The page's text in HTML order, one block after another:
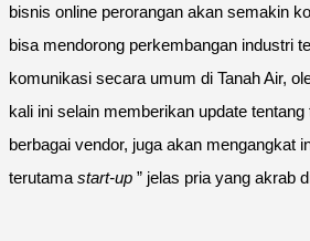
bisnis online perorangan akan semakin
bisa mendorong perkembangan industri
komunikasi secara umum di Tanah Air,
kali ini selain memberikan update
berbagai vendor, juga akan mengangkat
terutama start-up ” jelas pria yang akrab